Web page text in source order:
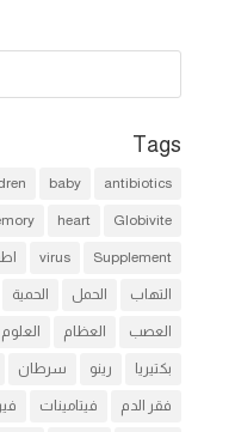
Tags
antibiotics
baby
Globivite
heart
Supplement
virus
التهاب الحمل الحمية
العصب العظام العلوم
بكتيريا رينو سرطان
فقر الدم فيتامينات